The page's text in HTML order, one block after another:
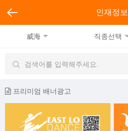
인재정보
威海 직종선택
프리미엄 배너광고